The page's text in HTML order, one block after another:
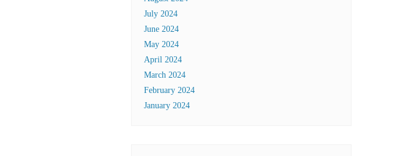
July 2024
June 2024
May 2024
April 2024
March 2024
February 2024
January 2024